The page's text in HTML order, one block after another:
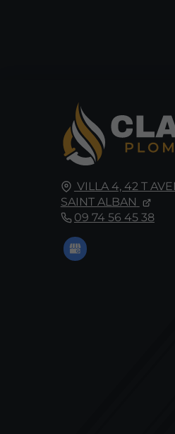
VILLA 4, 42 T
SAINT ALBAN
09 74 56 45 38